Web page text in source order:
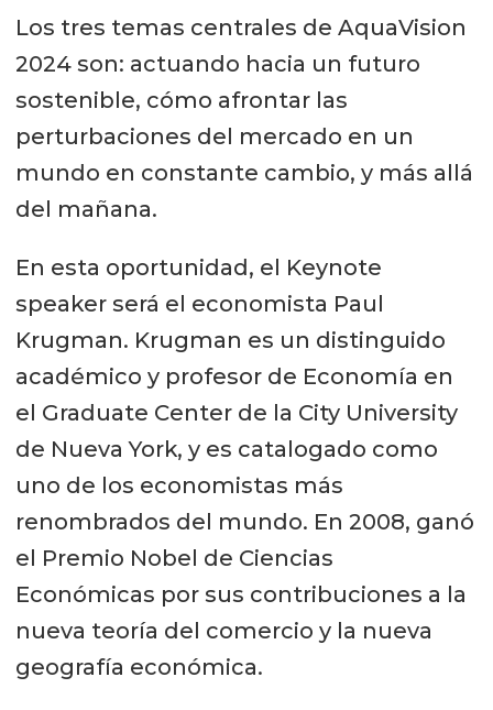
Los tres temas centrales de AquaVision
2024 son: actuando hacia un futuro
sostenible, cómo afrontar las
perturbaciones del mercado en un
mundo en constante cambio, y más allá
del mañana.
En esta oportunidad, el Keynote
speaker será el economista Paul
Krugman. Krugman es un distinguido
académico y profesor de Economía en
el Graduate Center de la City University
de Nueva York, y es catalogado como
uno de los economistas más
renombrados del mundo. En 2008, ganó
el Premio Nobel de Ciencias
Económicas por sus contribuciones a la
nueva teoría del comercio y la nueva
geografía económica.